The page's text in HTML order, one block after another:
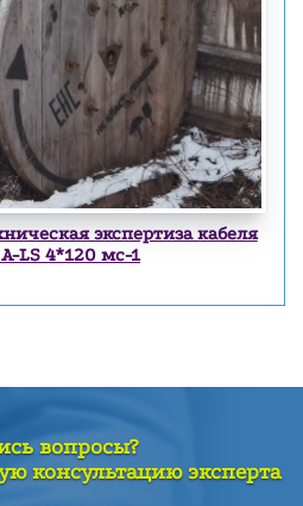
экспертиза кабеля
А-LS 4*120 мс-1
вопросы?
консультацию эксперта